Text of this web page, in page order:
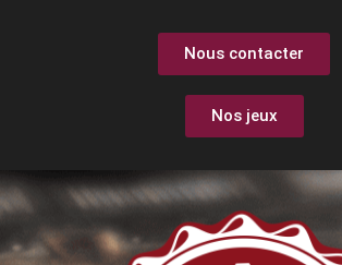
Nous contacter
Nos jeux